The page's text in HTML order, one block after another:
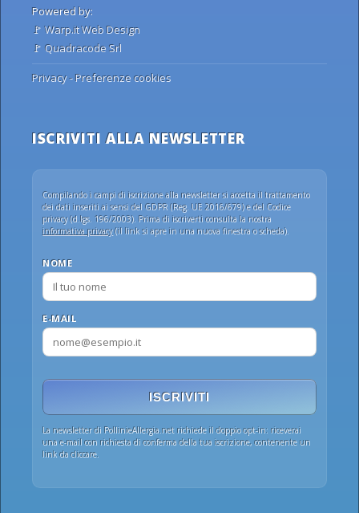
ISCRIVITI ALLA NEWSLETTER
Compilando i campi di iscrizione alla newsletter si accetta il trattamento
dei dati inseriti ai sensi del GDPR (Reg. UE 2016/679) e del Codice
privacy (d.lgs. 196/2003). Prima di iscriverti consulta la nostra
informativa privacy(il link si apre in una nuova finestra o scheda).
NOME
E-MAIL
ISCRIVITI
La newsletter di PollinieAllergia.net richiede il doppio opt-in: riceverai
una e-mail con richiesta di conferma della tua iscrizione, contenente un
link da cliccare.
Powered by:
🚩Warp.it Web Design
🚩 Quadracode Srl
Privacy-Preferenze cookies